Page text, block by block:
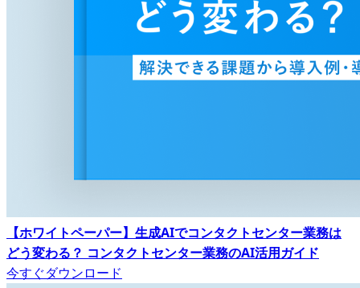
【ホワイトペーパー】生成AIでコンタクトセンター業務は
どう変わる？ コンタクトセンター業務のAI活用ガイド
今すぐダウンロード